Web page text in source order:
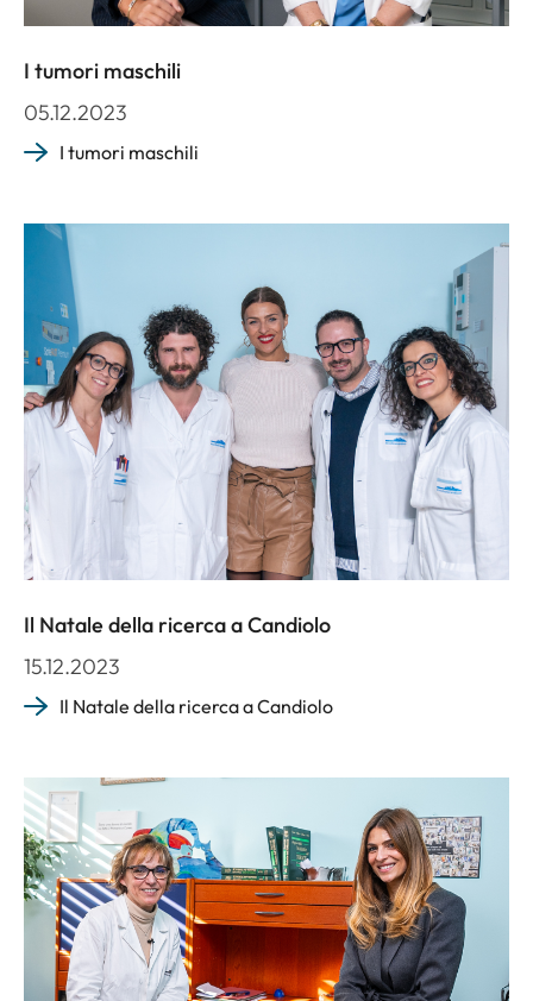
I tumori maschili
05.12.2023
I tumori maschili
Il Natale della ricerca a Candiolo
15.12.2023
Il Natale della ricerca a Candiolo